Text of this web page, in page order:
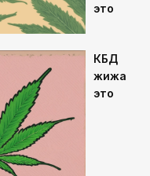
это
КБД
жижа
это